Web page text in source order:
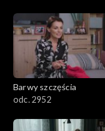
Barwy szczęścia
odc. 2952